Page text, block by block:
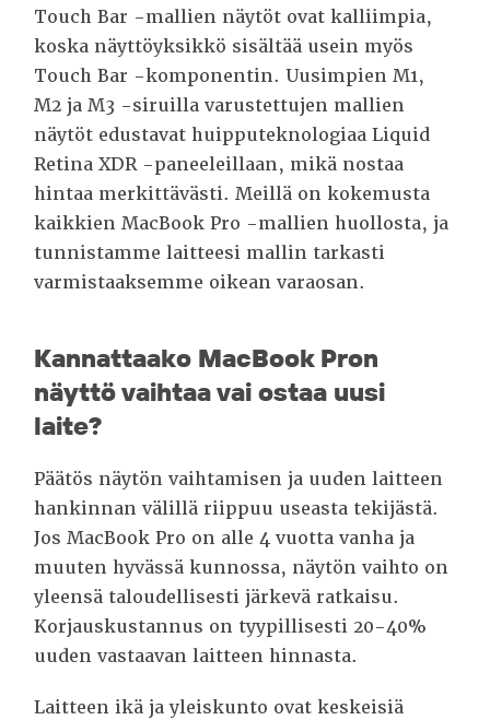
Touch Bar -mallien näytöt ovat kalliimpia,
koska näyttöyksikkö sisältää usein myös
Touch Bar -komponentin. Uusimpien M1,
M2 ja M3 -siruilla varustettujen mallien
näytöt edustavat huipputeknologiaa Liquid
Retina XDR -paneeleillaan, mikä nostaa
hintaa merkittävästi. Meillä on kokemusta
kaikkien MacBook Pro -mallien huollosta, ja
tunnistamme laitteesi mallin tarkasti
varmistaaksemme oikean varaosan.
Kannattaako MacBook Pron
näyttö vaihtaa vai ostaa uusi
laite?
Päätös näytön vaihtamisen ja uuden laitteen
hankinnan välillä riippuu useasta tekijästä.
Jos MacBook Pro on alle 4 vuotta vanha ja
muuten hyvässä kunnossa, näytön vaihto on
yleensä taloudellisesti järkevä ratkaisu.
Korjauskustannus on tyypillisesti 20-40%
uuden vastaavan laitteen hinnasta.
Laitteen ikä ja yleiskunto ovat keskeisiä